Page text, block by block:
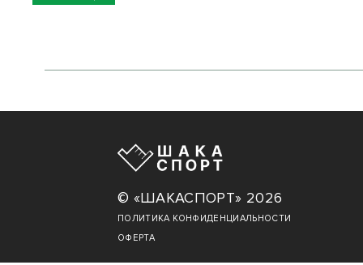
© «ШАКАСПОРТ» 2026
ПОЛИТИКА КОНФИДЕНЦИАЛЬНОСТИ
ОФЕРТА